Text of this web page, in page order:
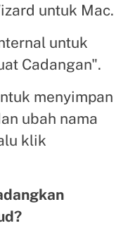
untuk Mac.
untuk
Cadangan".
menyimpan
ubah nama
klik